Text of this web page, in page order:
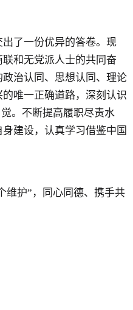
了一份优异的答卷。现
和无党派人士的共同奋
治认同、思想认同、理论
唯一正确道路，深刻认识
。不断提高履职尽责水
建设，认真学习借鉴中国
护”，同心同德、携手共